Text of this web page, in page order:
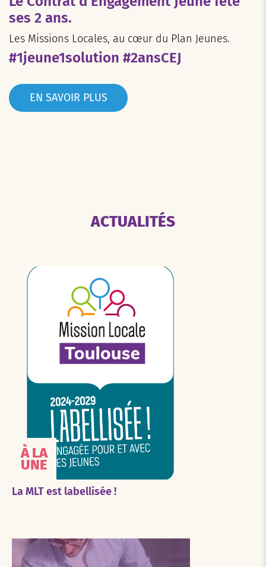
ses 2 ans.
Les Missions Locales, au cœur du Plan Jeunes.
#1jeune1solution #2ansCEJ
EN SAVOIR PLUS
ACTUALITÉS
À LA
UNE
La MLT est labellisée !